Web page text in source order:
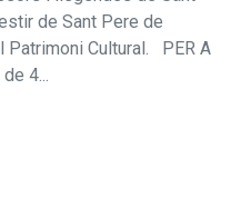
de Sant Pere de
Patrimoni Cultural. PER A
4...